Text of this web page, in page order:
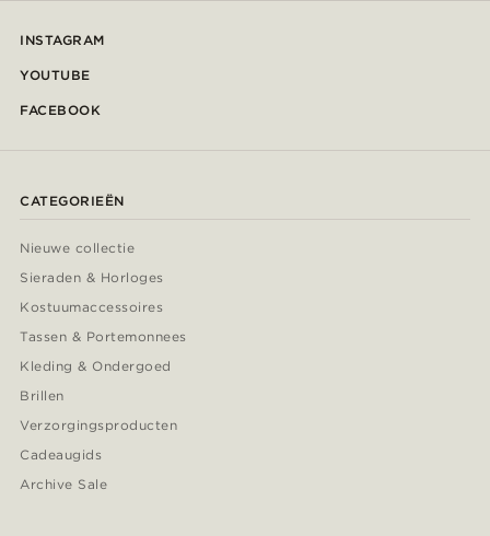
INSTAGRAM
YOUTUBE
FACEBOOK
CATEGORIEËN
Nieuwe collectie
Sieraden & Horloges
Kostuumaccessoires
Tassen & Portemonnees
Kleding & Ondergoed
Brillen
Verzorgingsproducten
Cadeaugids
Archive Sale